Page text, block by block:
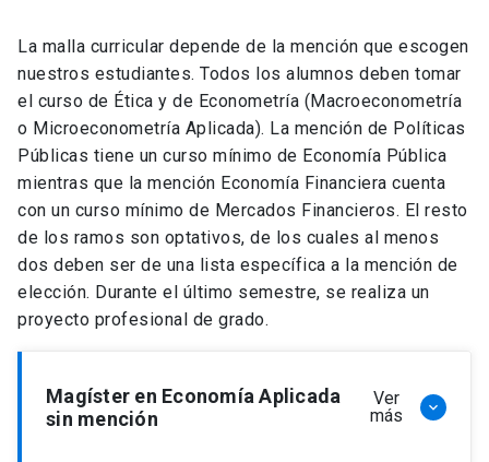
La malla curricular depende de la mención que escogen
nuestros estudiantes. Todos los alumnos deben tomar
el curso de Ética y de Econometría (Macroeconometría
o Microeconometría Aplicada). La mención de Políticas
Públicas tiene un curso mínimo de Economía Pública
mientras que la mención Economía Financiera cuenta
con un curso mínimo de Mercados Financieros. El resto
de los ramos son optativos, de los cuales al menos
dos deben ser de una lista específica a la mención de
elección. Durante el último semestre, se realiza un
proyecto profesional de grado.
Magíster en Economía Aplicada
sin mención
Ver
más
keyboard_arrow_down